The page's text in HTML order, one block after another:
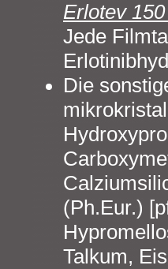
Erlotev
Jede
Die
(Ph.Eur.)
Talkum,